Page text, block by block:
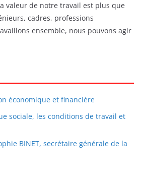
valeur de notre travail est plus que
cadres, professions
ensemble, nous pouvons agir
économique et financière
sociale, les conditions de travail et
BINET, secrétaire générale de la